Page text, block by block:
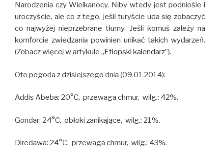
Narodzenia czy Wielkanocy. Niby wtedy jest podniośle i
uroczyście, ale co z tego, jeśli turyście uda się zobaczyć
co najwyżej nieprzebrane tłumy. Jeśli komuś zależy na
komforcie zwiedzania powinien unikać takich wydarzeń.
(Zobacz więcej w artykule „Etiopski kalendarz”).
Oto pogoda z dzisiejszego dnia (09.01.2014):
Addis Abeba: 20°C, przewaga chmur, wilg.: 42%.
Gondar: 24°C, obłoki zanikające, wilg.: 21%.
Diredawa: 24°C, przewaga chmur, wilg.: 43%.